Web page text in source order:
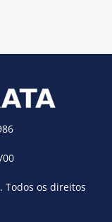
00
. Todos os direitos